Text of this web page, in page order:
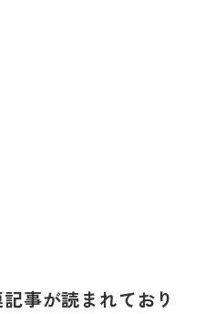
事が読まれており